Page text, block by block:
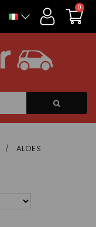
0
ALOES